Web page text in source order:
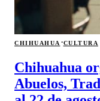
CHIHUAHUA ·CULTURA
Chihuahua
Abuelos,